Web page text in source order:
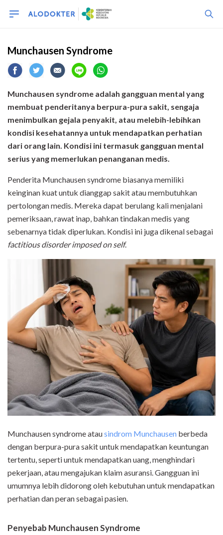
Munchausen Syndrome
Munchausen syndrome adalah gangguan mental yang
membuat penderitanya berpura-pura sakit, sengaja
menimbulkan gejala penyakit, atau melebih-lebihkan
kondisi kesehatannya untuk mendapatkan perhatian
dari orang lain. Kondisi ini termasuk gangguan mental
serius yang memerlukan penanganan medis.
Penderita Munchausen syndrome biasanya memiliki
keinginan kuat untuk dianggap sakit atau membutuhkan
pertolongan medis. Mereka dapat berulang kali menjalani
pemeriksaan, rawat inap, bahkan tindakan medis yang
sebenarnya tidak diperlukan. Kondisi ini juga dikenal sebagai
factitious disorder imposed on self.
Munchausen syndrome atausindrom Munchausen berbeda
dengan berpura-pura sakit untuk mendapatkan keuntungan
tertentu, seperti untuk mendapatkan uang, menghindari
pekerjaan, atau mengajukan klaim asuransi. Gangguan ini
umumnya lebih didorong oleh kebutuhan untuk mendapatkan
perhatian dan peran sebagai pasien.
Penyebab Munchausen Syndrome